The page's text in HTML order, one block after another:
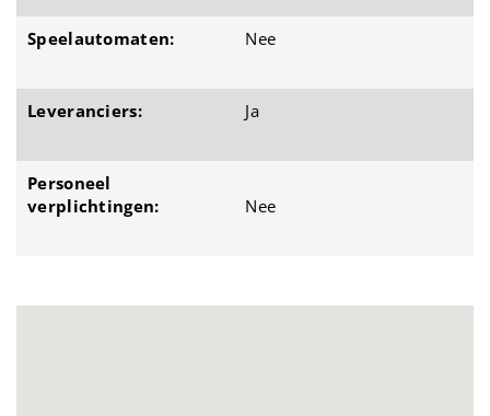
Speelautomaten: Nee
Leveranciers: Ja
Personeel
verplichtingen:
Nee